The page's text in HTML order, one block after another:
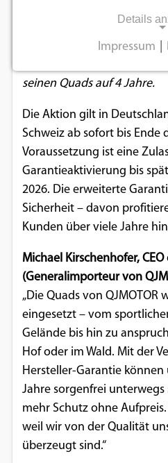
QJMOTOR setzt ein
seinen Quads auf 4 Jahre.
Die Aktion gilt in
Schweiz ab sofort bis Ende
Voraussetzung ist eine
Garantieaktivierung bis
2026. Die erweiterte
Sicherheit – davon
Kunden über viele Jahre
Michael Kirschenhofer, CEO
(Generalimporteur von
„Die Quads von QJMOTOR
eingesetzt – vom
Gelände bis hin zu
Hof oder im Wald. Mit der
Hersteller-Garantie können
Jahre sorgenfrei
mehr Schutz ohne
weil wir von der Qualität
überzeugt sind.“
Details
Notwendige Cookies
grundlegende
einwandfreie Funktion
Einverständnis-
Name:
cookie_consent
Zweck:
Dieser Cookie
Einverständnis-
Cookie Laufzeit:
1 Jahr
EXTERNE
Um Inhalte von
Social Media
können, werden von
Impressum